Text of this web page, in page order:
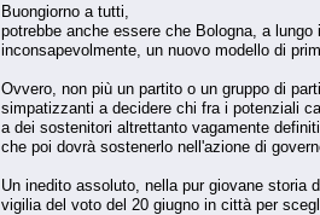
Buongiorno a tutti,
potrebbe anche essere che Bologna, a
inconsapevolmente, un nuovo modello di
Ovvero, non più un partito o un gruppo di
simpatizzanti a decidere chi fra i potenziali
a dei sostenitori altrettanto vagamente
che poi dovrà sostenerlo nell'azione di
Un inedito assoluto, nella pur giovane storia
vigilia del voto del 20 giugno in città per